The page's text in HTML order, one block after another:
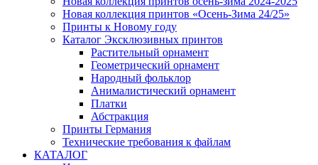
Новая коллекция принтов «Осень-Зима 24/25»
Принты к Новому году
Каталог Эксклюзивных принтов
Растительный орнамент
Геометрический орнамент
Народный фольклор
Анималистический орнамент
Платки
Абстракция
Принты Германия
Технические требования к файлам
КАТАЛОГ